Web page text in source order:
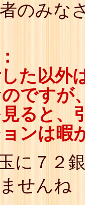
のみな
た以外
ですが
ると、
ンは暇
に７２
ません